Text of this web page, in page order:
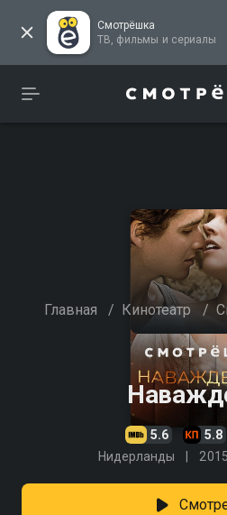
Смотрёшка
ТВ, фильмы и сериалы
Главная / Кинотеатр /
5.6 5.8
Нидерланды 2015